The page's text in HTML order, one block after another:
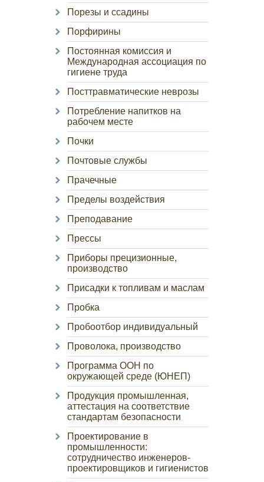
Порезы и ссадины
Порфирины
Постоянная комиссия и
Международная ассоциация по
гигиене труда
Посттравматические неврозы
Потребление напитков на
рабочем месте
Почки
Почтовые службы
Прачечные
Пределы воздействия
Преподавание
Прессы
Приборы прецизионные,
производство
Присадки к топливам и маслам
Пробка
Пробоотбор индивидуальный
Проволока, производство
Программа ООН по
окружающей среде (ЮНЕП)
Продукция промышленная,
аттестация на соответствие
стандартам безопасности
Проектирование в
промышленности:
сотрудничество инженеров-
проектировщиков и гигиенистов